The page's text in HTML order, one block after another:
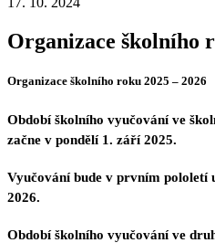
Organizace školního
Organizace školního roku 2025 – 2026
Období školního vyučování ve
začne v pondělí 1. září 2025.
Vyučování bude v prvním pololetí
2026.
Období školního vyučování ve